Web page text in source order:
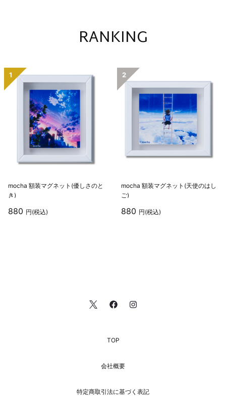
RANKING
1
mocha 額装マグネ ッ ト (優し さのと
き)
880 円(税込)
2
mocha 額装マグネ ッ ト (天使のは し
ご)
880 円(税込)
TOP
会社概要
特定商取引法に基づく表記